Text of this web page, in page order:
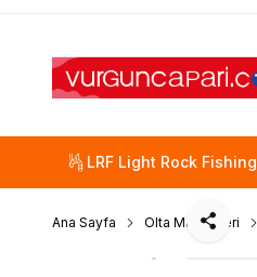
LRF Light Rock Fishing
Ana Sayfa Olta Makineleri
Paylaş